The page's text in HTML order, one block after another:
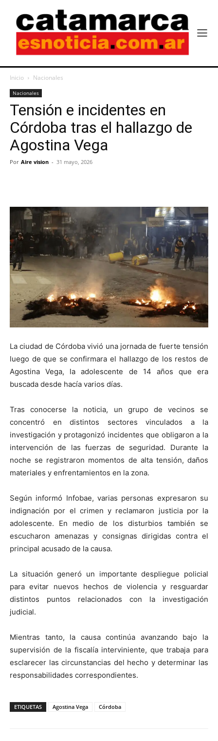
Inicio Nacionales
Nacionales
Tensión e incidentes en
Córdoba tras el hallazgo de
Agostina Vega
Por Aire vision - 31 mayo, 2026
La ciudad de Córdoba vivió una jornada de fuerte tensión
luego de que se confirmara el hallazgo de los restos de
Agostina Vega, la adolescente de 14 años que era
buscada desde hacía varios días.
Tras conocerse la noticia, un grupo de vecinos se
concentró en distintos sectores vinculados a la
investigación y protagonizó incidentes que obligaron a la
intervención de las fuerzas de seguridad. Durante la
noche se registraron momentos de alta tensión, daños
materiales y enfrentamientos en la zona.
Según informó Infobae, varias personas expresaron su
indignación por el crimen y reclamaron justicia por la
adolescente. En medio de los disturbios también se
escucharon amenazas y consignas dirigidas contra el
principal acusado de la causa.
La situación generó un importante despliegue policial
para evitar nuevos hechos de violencia y resguardar
distintos puntos relacionados con la investigación
judicial.
Mientras tanto, la causa continúa avanzando bajo la
supervisión de la fiscalía interviniente, que trabaja para
esclarecer las circunstancias del hecho y determinar las
responsabilidades correspondientes.
ETIQUETAS Agostina Vega Córdoba